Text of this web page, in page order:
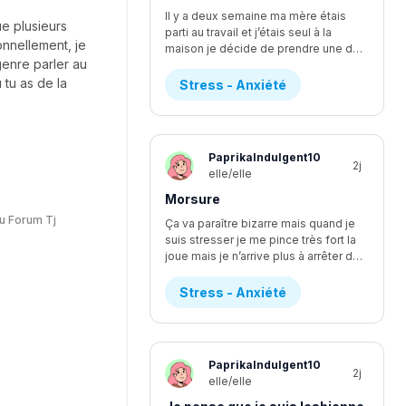
plusieurs
je
parler au
tu as de la
Forum Tj
Il y a deux semaine ma mère étais
parti au travail et j’étais seul à la
maison je décide de prendre une douche et après je n’arrive pas à sortir j’étais convaincu que qqlq étais dans ma maison j’ai refuser de sortir jusqu’à ce que ma mère revienne car je m’imaginais les pire senario en boucle et n’arrivais pas à m’arrêter j’ai attendu 3heure dans la salle de bain a prote barrer en attendant que ma mère vienne et ce n’ai pas la première fois à chaque soir je dois vérifier 4fois que toute les serrure de ma maison soit barrée car sinon je ne dort pas je ne comprend pas pourquoi ça m’arrive il y a à peine 2 mois je n’avais pas du tt de stress par rapport à ce que qqlq vienne chez nous est ce que je suis la seul? Et est ce que vous avez des idées de comment je pourrait m’en débarrasser
Stress - Anxiété
PaprikaIndulgent10
elle/elle
2j
Morsure
Ça va paraître bizarre mais quand je
suis stresser je me pince très fort la
joue mais je n’arrive plus à arrêter depuis 1ans ça fait 3 ans que je le fait assez régulièrement mais là j’arrive plus à arrêter je saigne et ma peau s’arrache à chaque fois et parfois je ne m’en rend même pas compte et je ne peut pas en parler à mes amie car à chaque fois que j’ai essayer elle fesais des blague a propos de ce que je leur disais et j’aimerais réussir à diminuer mon stress car il m’empêche aussi a dormir car je pense à tous ce qu’il peut arriver je commençais à aller mieux et 2 mois après c’est pire que jamais je ne sais plus quoi faire
Stress - Anxiété
PaprikaIndulgent10
elle/elle
2j